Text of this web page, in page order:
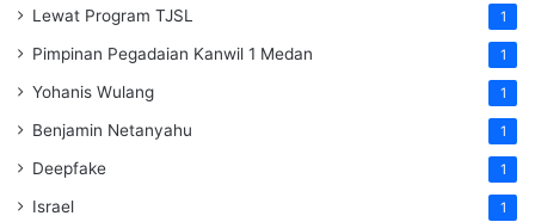
Lewat Program TJSL 1
Pimpinan Pegadaian Kanwil 1 Medan 1
Yohanis Wulang 1
Benjamin Netanyahu 1
Deepfake 1
Israel 1